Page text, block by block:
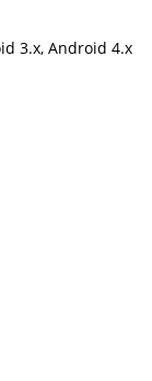
3.x, Android 4.x